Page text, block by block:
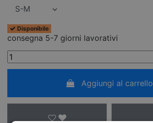
Disponibile
consegna 5-7 giorni lavorativi
Aggiungi al carrello